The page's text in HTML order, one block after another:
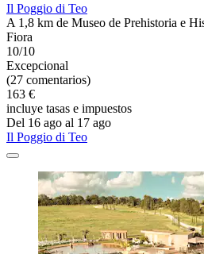
Il Poggio di Teo
A 1,8 km de Museo de Prehistoria e
Fiora
10/10
Excepcional
(27 comentarios)
163 €
incluye tasas e impuestos
Del 16 ago al 17 ago
Il Poggio di Teo